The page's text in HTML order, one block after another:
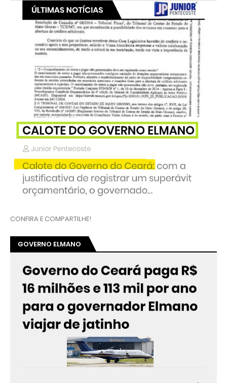
CONFIRA E COMPARTILHE!
GOVERNO ELMANO